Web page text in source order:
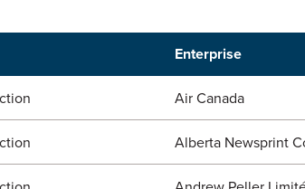
Enterprise
Air Canada
Alberta Newsprint